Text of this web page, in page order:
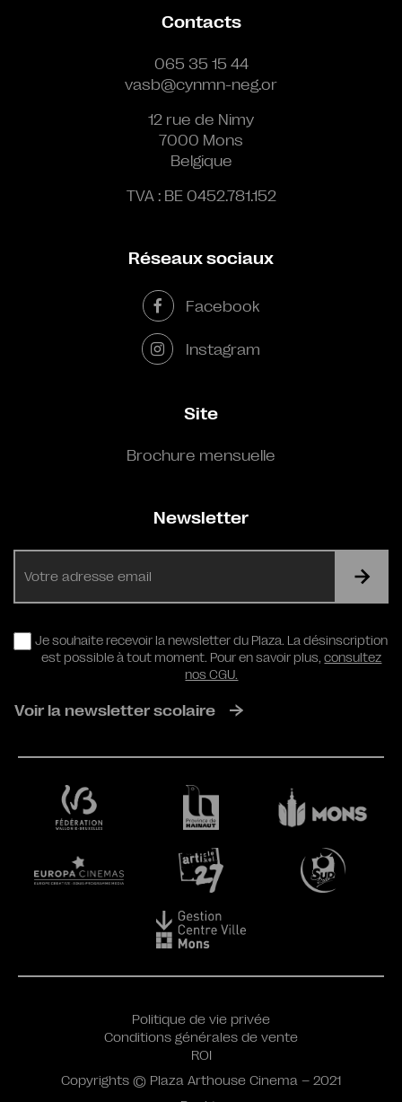
Contacts
065 35 15 44
vasb@cynmn-neg.or
12 rue de Nimy
7000 Mons
Belgique
TVA : BE 0452.781.152
Réseaux sociaux
Facebook
Instagram
Site
Brochure mensuelle
Newsletter
RGPD
Je souhaite recevoir la newsletter du Plaza. La désinscription
est possible à tout moment. Pour en savoir plus,consultez
nos CGU.
Voir la newsletter scolaire
Politique de vie privée
Conditions générales de vente
ROI
Copyrights © Plaza Arthouse Cinema – 2021